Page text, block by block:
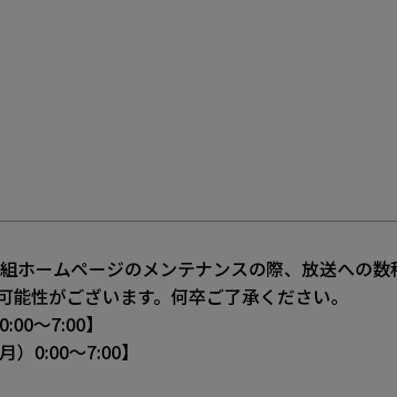
ームページのメンテナンスの際、放送への
性がございます。何卒ご了承ください。
～7:00】
）0:00～7:00】